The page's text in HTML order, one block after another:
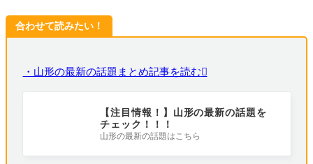
合わせて読みたい！
・山形の最新の話題まとめ記事を読む
【注目情報！】山形の最新の話題を
チェック！！！
山形の最新の話題はこちら